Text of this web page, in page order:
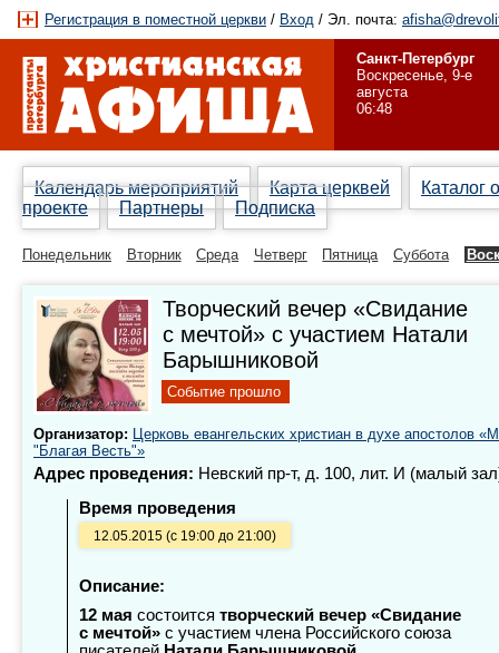
Регистрация в поместной церкви / Вход / Эл. почта:
Санкт-Петербург
Воскресенье, 9-е
августа
06:48
Календарь мероприятий Карта церквей
Каталог
проекте
Партнеры Подписка
Понедельник Вторник Среда Четверг Пятница Суббота
Творческий вечер «Свидание
с мечтой» с участием Натали
Барышниковой
Событие прошло
Организатор: Церковь евангельских христиан в духе апостолов
"Благая Весть"»
Адрес проведения: Невский пр-т, д. 100, лит. И (малый
Время проведения
12.05.2015 (с 19:00 до 21:00)
Описание:
12 мая состоится творческий вечер «Свидание
с мечтой» с участием члена Российского союза